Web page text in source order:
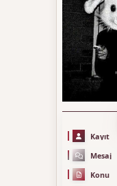
Kayıt
Mesaj
Konu